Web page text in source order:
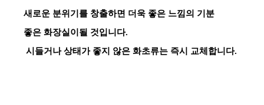
새로운 분위기를 창출하면 더욱 좋은 느낌의 기분
좋은 화장실이될 것입니다.
시들거나 상태가 좋지 않은 화초류는 즉시 교체합니다.